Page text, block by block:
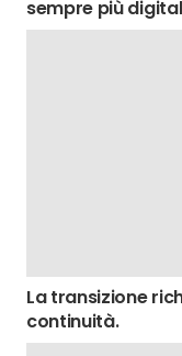
sempre più
La transizione
continuità.